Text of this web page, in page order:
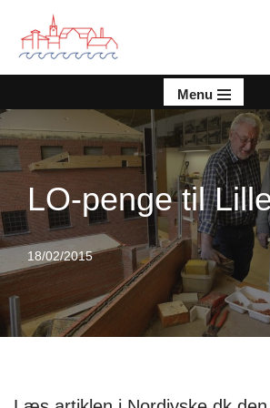
Spring
Menu
LO-penge til
18/02/2015